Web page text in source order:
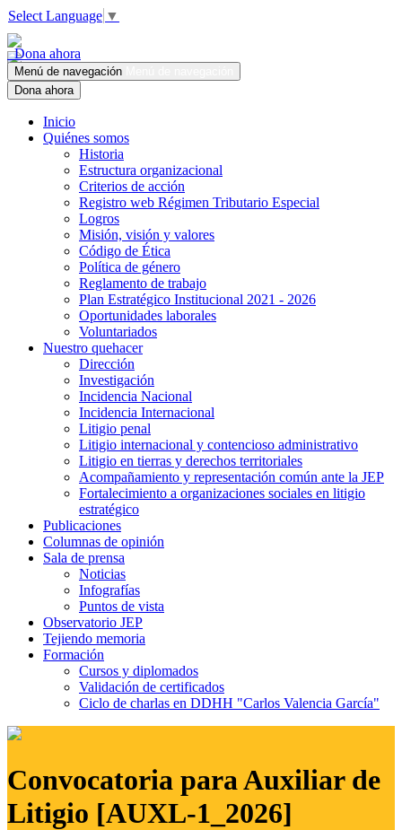
Select Language ▼
Dona ahora
Menú de navegación
Dona ahora
Inicio
Quiénes somos
Historia
Estructura organizacional
Criterios de acción
Registro web Régimen Tributario Especial
Logros
Misión, visión y valores
Código de Ética
Política de género
Reglamento de trabajo
Plan Estratégico Institucional 2021 - 2026
Oportunidades laborales
Voluntariados
Nuestro quehacer
Dirección
Investigación
Incidencia Nacional
Incidencia Internacional
Litigio penal
Litigio internacional y contencioso administrativo
Litigio en tierras y derechos territoriales
Acompañamiento y representación común ante la JEP
Fortalecimiento a organizaciones sociales en litigio
estratégico
Publicaciones
Columnas de opinión
Sala de prensa
Noticias
Infografías
Puntos de vista
Observatorio JEP
Tejiendo memoria
Formación
Cursos y diplomados
Validación de certificados
Ciclo de charlas en DDHH "Carlos Valencia García"
Convocatoria para Auxiliar de
Litigio [AUXL-1_2026]